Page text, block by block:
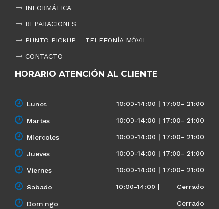
INFORMÁTICA
REPARACIONES
PUNTO PICKUP – TELEFONÍA MÓVIL
CONTACTO
HORARIO ATENCIÓN AL CLIENTE
Lunes 10:00-14:00 | 17:00- 21:00
Martes 10:00-14:00 | 17:00- 21:00
Miercoles 10:00-14:00 | 17:00- 21:00
Jueves 10:00-14:00 | 17:00- 21:00
Viernes 10:00-14:00 | 17:00- 21:00
Sabado 10:00-14:00 | Cerrado
Domingo Cerrado